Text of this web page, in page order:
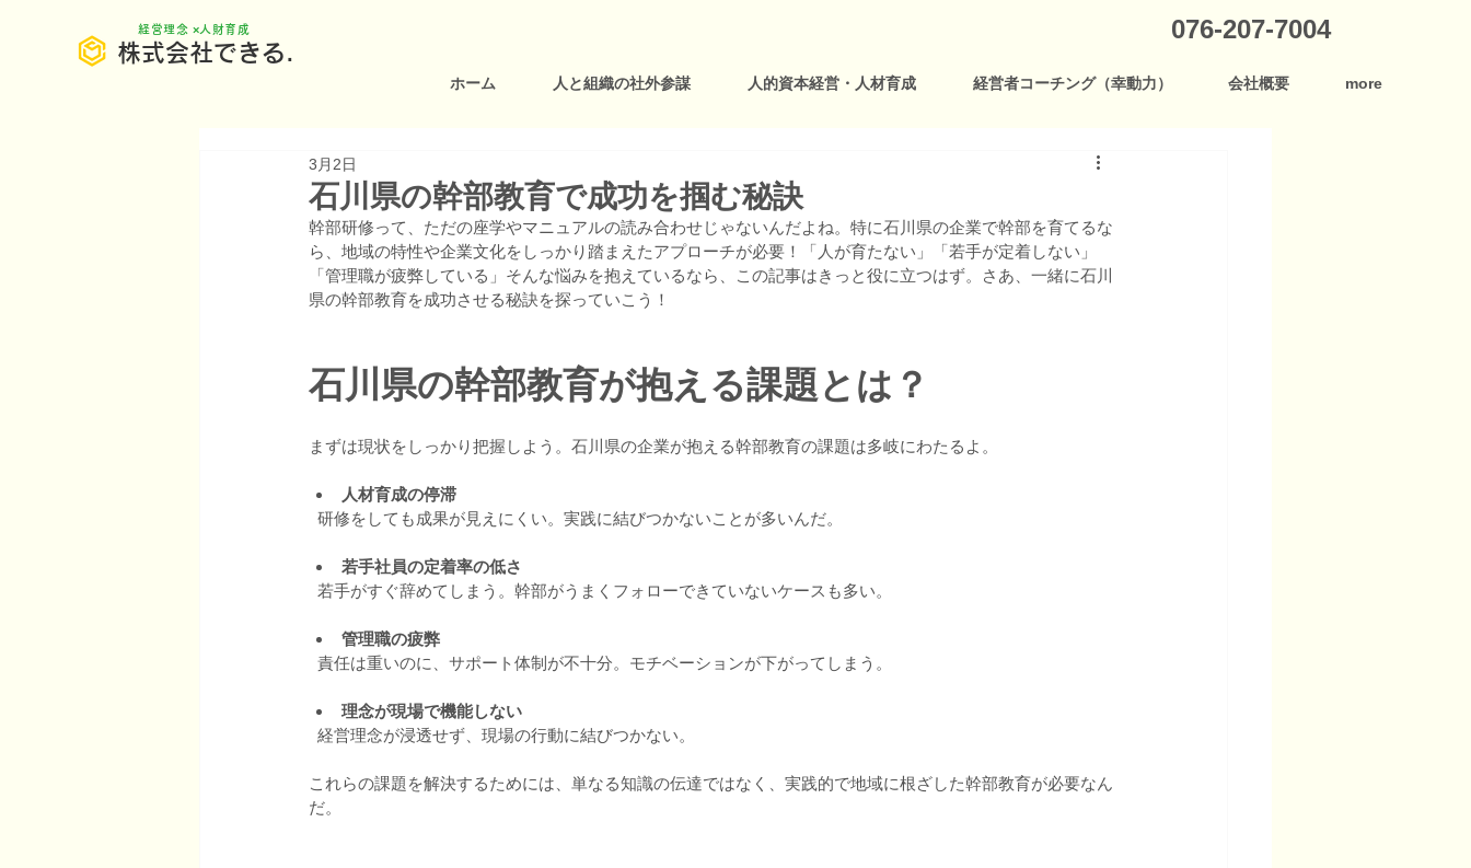
株式会社できる.
​経営理念 ×人財育成 076-207-7004
ホーム 人と組織の社外参謀 人的資本経営・人材育成 経営者コーチング（幸動力） 会社概要 more
石川県の幹部教育で成功を掴む秘訣
3月2日
幹部研修って、ただの座学やマニュアルの読み合わせじゃないんだよね。特に石川県の企業で幹部を育てるな
ら、地域の特性や企業文化をしっかり踏まえたアプローチが必要！「人が育たない」「若手が定着しない」
「管理職が疲弊している」そんな悩みを抱えているなら、この記事はきっと役に立つはず。さあ、一緒に石川
県の幹部教育を成功させる秘訣を探っていこう！
石川県の幹部教育が抱える課題とは？
まずは現状をしっかり把握しよう。石川県の企業が抱える幹部教育の課題は多岐にわたるよ。
人材育成の停滞
  研修をしても成果が見えにくい。実践に結びつかないことが多いんだ。
若手社員の定着率の低さ
  若手がすぐ辞めてしまう。幹部がうまくフォローできていないケースも多い。
管理職の疲弊
  責任は重いのに、サポート体制が不十分。モチベーションが下がってしまう。
理念が現場で機能しない
  経営理念が浸透せず、現場の行動に結びつかない。
これらの課題を解決するためには、単なる知識の伝達ではなく、実践的で地域に根ざした幹部教育が必要なん
だ。